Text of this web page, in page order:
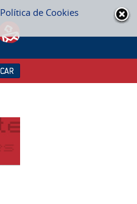
Política de Cookies